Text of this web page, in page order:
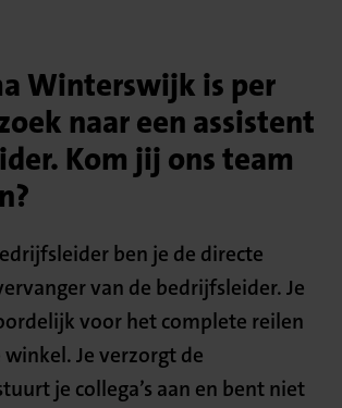
Winterswijk is per
naar een assistent
Kom jij ons team
ben je de directe
van de bedrijfsleider. Je
voor het complete reilen
Je verzorgt de
je collega’s aan en bent niet